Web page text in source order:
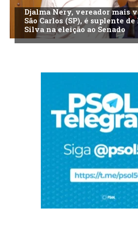
Djalma Nery, vereador mais
São Carlos (SP), é suplente
Silva na eleição ao Senado